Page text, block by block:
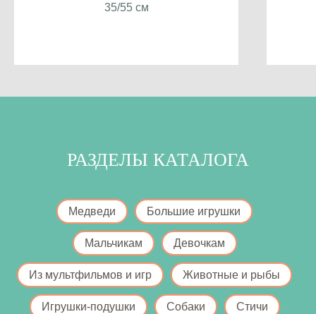
35/55 см
РАЗДЕЛЫ КАТАЛОГА
Медведи Большие игрушки
Мальчикам Девочкам
Из мультфильмов и игр Животные и рыбы
Игрушки-подушки Собаки Стичи